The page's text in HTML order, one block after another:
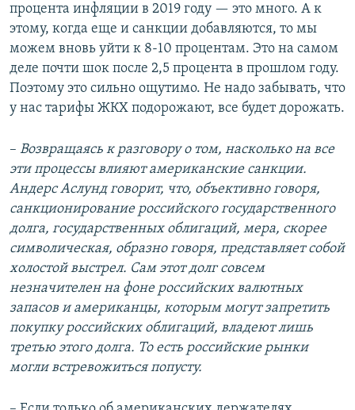
процента инфляции в 2019 году — это много. А к
этому, когда еще и санкции добавляются, то мы
можем вновь уйти к 8-10 процентам. Это на самом
деле почти шок после 2,5 процента в прошлом году.
Поэтому это сильно ощутимо. Не надо забывать, что
у нас тарифы ЖКХ подорожают, все будет дорожать.
– Возвращаясь к разговору о том, насколько на все
эти процессы влияют американские санкции.
Андерс Аслунд говорит, что, объективно говоря,
санкционирование российского государственного
долга, государственных облигаций, мера, скорее
символическая, образно говоря, представляет собой
холостой выстрел. Сам этот долг совсем
незначителен на фоне российских валютных
запасов и американцы, которым могут запретить
покупку российских облигаций, владеют лишь
третью этого долга. То есть российские рынки
могли встревожиться попусту.